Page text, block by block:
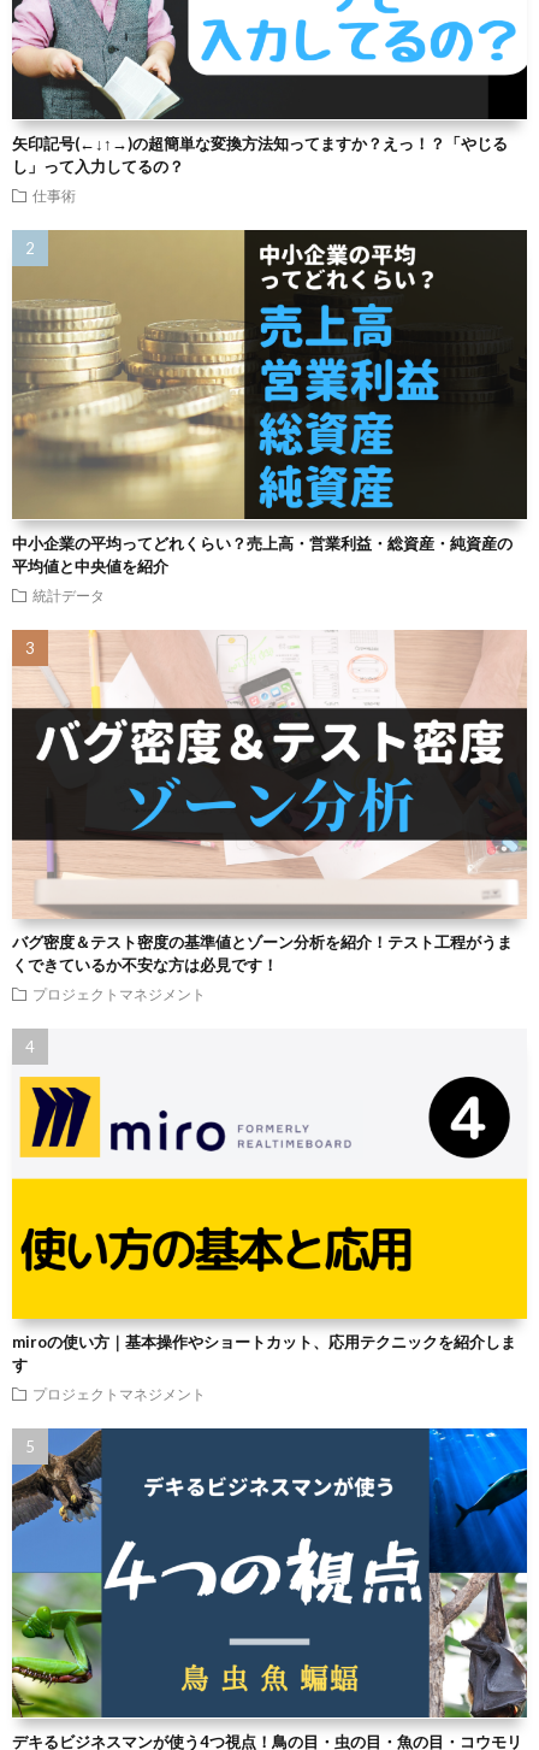
矢印記号(←↓↑→)の超簡単な変換方法知ってますか？えっ！？「やじる
し」って入力してるの？
仕事術
中小企業の平均ってどれくらい？売上高・営業利益・総資産・純資産の
平均値と中央値を紹介
統計データ
バグ密度＆テスト密度の基準値とゾーン分析を紹介！テスト工程がうま
くできているか不安な方は必見です！
プロジェクトマネジメント
miroの使い方｜基本操作やショートカット、応用テクニックを紹介しま
す
プロジェクトマネジメント
デキるビジネスマンが使う4つ視点！鳥の目・虫の目・魚の目・コウモリ